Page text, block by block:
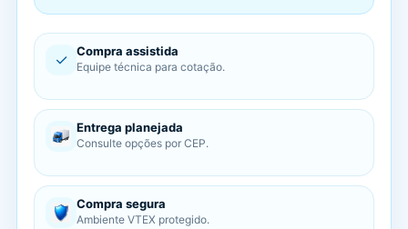
✓ Compra assistida
Equipe técnica para cotação.
Entrega planejada
Consulte opções por CEP.
Compra segura
Ambiente VTEX protegido.